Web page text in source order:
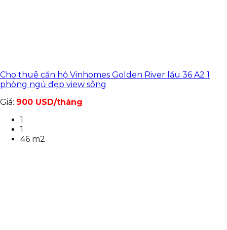
Cho thuê căn hộ Vinhomes Golden River lầu 36 A2 1
phòng ngủ đẹp view sông
Giá: 900 USD/tháng
1
1
46 m2